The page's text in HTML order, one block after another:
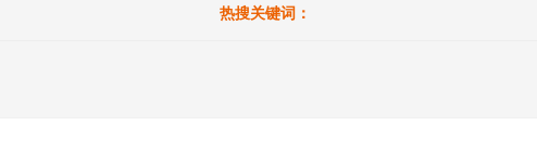
热搜关键词：